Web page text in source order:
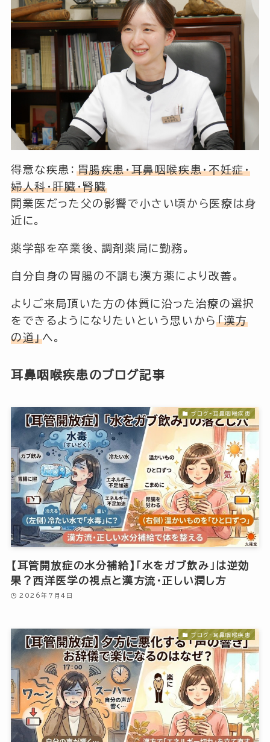
得意な疾患： 胃腸疾患・耳鼻咽喉疾患・不妊症・
婦人科・肝臓・腎臓
開業医だった父の影響で小さい頃から医療は身
近に。
薬学部を卒業後、調剤薬局に勤務。
自分自身の胃腸の不調も漢方薬により改善。
よりご来局頂いた方の体質に沿った治療の選択
をできるようになりたいという思いから 「漢方
の道」へ。
耳鼻咽喉疾患のブログ記事
ブログ-耳鼻咽喉疾患
【耳管開放症の水分補給】「水をガブ飲み」は逆効
果？西洋医学の視点と漢方流・正しい潤し方
2026年7月4日
ブログ-耳鼻咽喉疾患